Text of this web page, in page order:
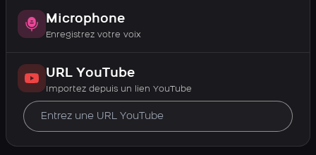
Microphone
Enregistrez votre voix
URL YouTube
Importez depuis un lien YouTube